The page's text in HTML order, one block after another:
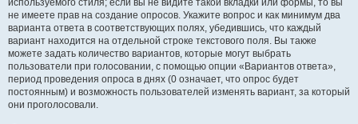
используемого стиля; если вы не видите такой вкладки или формы, то вы
не имеете прав на создание опросов. Укажите вопрос и как минимум два
варианта ответа в соответствующих полях, убедившись, что каждый
вариант находится на отдельной строке текстового поля. Вы также
можете задать количество вариантов, которые могут выбрать
пользователи при голосовании, с помощью опции «Вариантов ответа»,
период проведения опроса в днях (0 означает, что опрос будет
постоянным) и возможность пользователей изменять вариант, за который
они проголосовали.